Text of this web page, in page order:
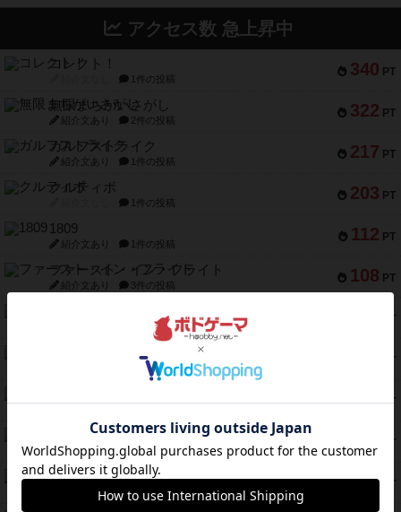
アクセス数 急上昇中
340 PT
コレクト！
1件の投稿
322 PT
無限まちがいさがし
紹介文あり 2件の投稿
217 PT
ガルフストライク
紹介文あり 1件の投稿
203 PT
クルティボ
1件の投稿
112 PT
1809
紹介文あり 1件の投稿
108 PT
ファースト・イン・フライト
紹介文あり 3件の投稿
PT
1件の投稿
PT
2件の投稿
78 PT
PT
宵と暁の呪文書
紹介文あり 8件の投稿
73 PT
リスボン・トラム 28
紹介文あり 9件の投稿